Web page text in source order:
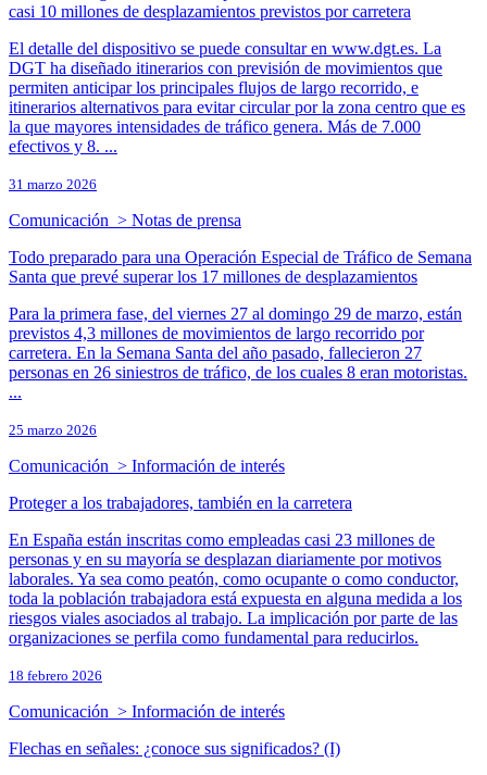
casi 10 millones de desplazamientos previstos por carretera​
El detalle del dispositivo se puede consultar en www.dgt.es. La
DGT ha diseñado itinerarios con previsión de movimientos que
permiten anticipar los principales flujos de largo recorrido, e
itinerarios alternativos para evitar circular por la zona centro que es
la que mayores intensidades de tráfico genera. Más de 7.000
efectivos y 8. ...
31 marzo 2026
Comunicación > Notas de prensa
Todo preparado para una Operación Especial de Tráfico de Semana
Santa que prevé superar los 17 millones de desplazamientos
Para la primera fase, del viernes 27 al domingo 29 de marzo, están
previstos 4,3 millones de movimientos de largo recorrido por
carretera. En la Semana Santa del año pasado, fallecieron 27
personas en 26 siniestros de tráfico, de los cuales 8 eran motoristas.
...
25 marzo 2026
Comunicación > Información de interés
Proteger a los trabajadores, también en la carretera
En España están inscritas como empleadas casi 23 millones de
personas y en su mayoría se desplazan diariamente por motivos
laborales. Ya sea como peatón, como ocupante o como conductor,
toda la población trabajadora está expuesta en alguna medida a los
riesgos viales asociados al trabajo. La implicación por parte de las
organizaciones se perfila como fundamental para reducirlos.
18 febrero 2026
Comunicación > Información de interés
Flechas en señales: ¿conoce sus significados? (I)